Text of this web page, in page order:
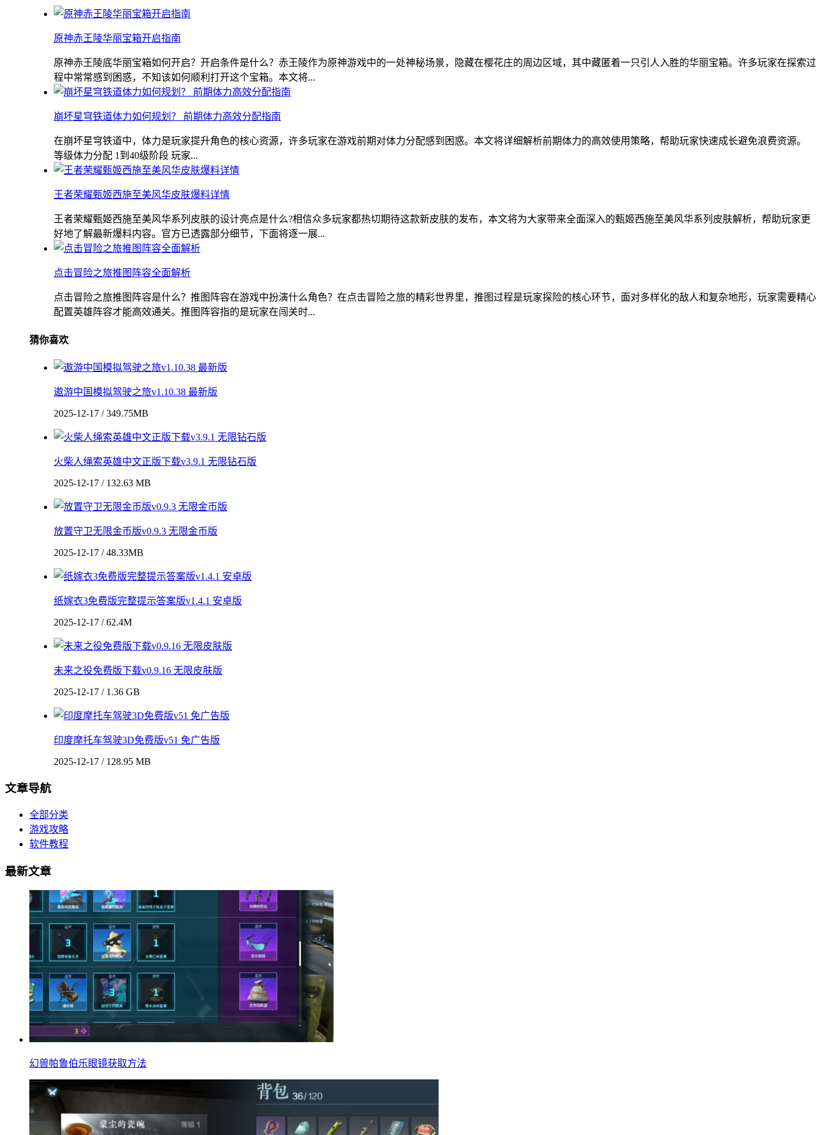
原神赤王陵华丽宝箱开启指南
原神赤王陵底华丽宝箱如何开启？开启条件是什么？赤王陵作为原神游戏中的一处神秘场景，隐藏在樱花庄的周边区域，其中藏匿着一只引人入胜的华丽宝箱。许多玩家在探索过
程中常常感到困惑，不知该如何顺利打开这个宝箱。本文将...
崩坏星穹铁道体力如何规划？ 前期体力高效分配指南
在崩坏星穹铁道中，体力是玩家提升角色的核心资源，许多玩家在游戏前期对体力分配感到困惑。本文将详细解析前期体力的高效使用策略，帮助玩家快速成长避免浪费资源。
等级体力分配 1到40级阶段 玩家...
王者荣耀甄姬西施至美风华皮肤爆料详情
王者荣耀甄姬西施至美风华系列皮肤的设计亮点是什么?相信众多玩家都热切期待这款新皮肤的发布，本文将为大家带来全面深入的甄姬西施至美风华系列皮肤解析，帮助玩家更
好地了解最新爆料内容。官方已透露部分细节，下面将逐一展...
点击冒险之旅推图阵容全面解析
点击冒险之旅推图阵容是什么？推图阵容在游戏中扮演什么角色？在点击冒险之旅的精彩世界里，推图过程是玩家探险的核心环节，面对多样化的敌人和复杂地形，玩家需要精心
配置英雄阵容才能高效通关。推图阵容指的是玩家在闯关时...
猜你喜欢
遨游中国模拟驾驶之旅v1.10.38 最新版
2025-12-17 / 349.75MB
火柴人绳索英雄中文正版下载v3.9.1 无限钻石版
2025-12-17 / 132.63 MB
放置守卫无限金币版v0.9.3 无限金币版
2025-12-17 / 48.33MB
纸嫁衣3免费版完整提示答案版v1.4.1 安卓版
2025-12-17 / 62.4M
未来之役免费版下载v0.9.16 无限皮肤版
2025-12-17 / 1.36 GB
印度摩托车驾驶3D免费版v51 免广告版
2025-12-17 / 128.95 MB
文章导航
全部分类
游戏攻略
软件教程
最新文章
幻兽帕鲁伯乐眼镜获取方法